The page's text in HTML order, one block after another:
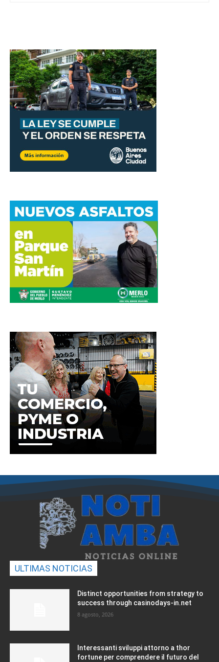
ULTIMAS NOTICIAS
Distinct opportunities from strategy to
success through casinodays-in.net
8 agosto, 2026
Interessanti sviluppi attorno a thor
fortune per comprendere il futuro del